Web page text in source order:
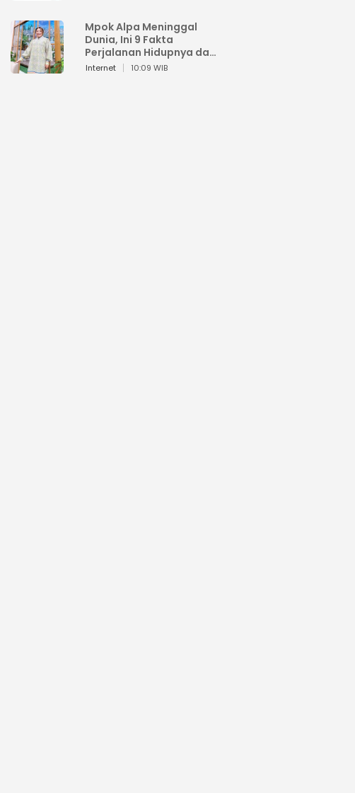
Mpok Alpa Meninggal
Dunia, Ini 9 Fakta
Perjalanan Hidupnya dari
Viral hingga Puncak
Internet 10:09 WIB